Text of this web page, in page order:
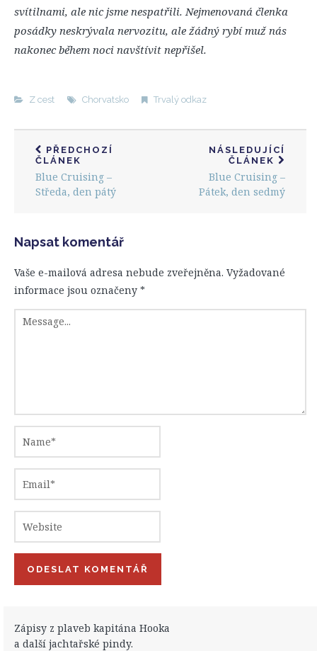
svítilnami, ale nic jsme nespatřili. Nejmenovaná členka
posádky neskrývala nervozitu, ale žádný rybí muž nás
nakonec během noci navštívit nepřišel.
Z cest Chorvatsko Trvalý odkaz
PŘEDCHOZÍ
ČLÁNEK
Blue Cruising –
Středa, den pátý
NÁSLEDUJÍCÍ
ČLÁNEK
Blue Cruising –
Pátek, den sedmý
Napsat komentář
Vaše e-mailová adresa nebude zveřejněna. Vyžadované
informace jsou označeny *
Zápisy z plaveb kapitána Hooka
a další jachtařské pindy.